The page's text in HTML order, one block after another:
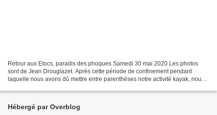
Retour aux Etocs, paradis des phoques Samedi 30 mai 2020 Les photos
sont de Jean Drouglazet. Après cette période de confinement pendant
laquelle nous avons dû mettre entre parenthèses notre activité kayak, nous
Hébergé par Overblog